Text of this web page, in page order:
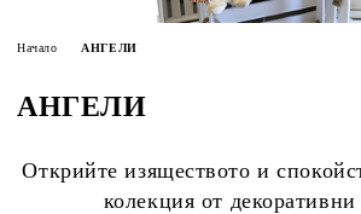
Начало АНГЕЛИ
АНГЕЛИ
Открийте изяществото и
колекция от декоративни